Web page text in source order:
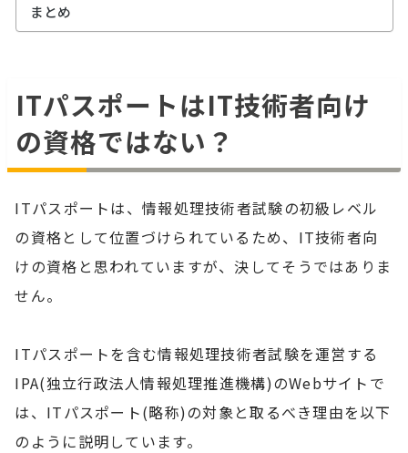
まとめ
ITパスポートはIT技術者向け
の資格ではない？
ITパスポートは、情報処理技術者試験の初級レベル
の資格として位置づけられているため、IT技術者向
けの資格と思われていますが、決してそうではありま
せん。
ITパスポートを含む情報処理技術者試験を運営する
IPA(独立行政法人情報処理推進機構)のWebサイトで
は、ITパスポート(略称)の対象と取るべき理由を以下
のように説明しています。